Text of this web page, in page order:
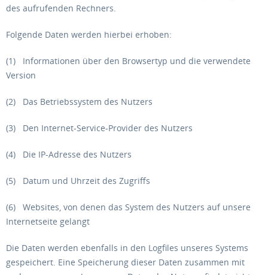
des aufrufenden Rechners.
Folgende Daten werden hierbei erhoben:
(1) Informationen über den Browsertyp und die verwendete
Version
(2) Das Betriebssystem des Nutzers
(3) Den Internet-Service-Provider des Nutzers
(4) Die IP-Adresse des Nutzers
(5) Datum und Uhrzeit des Zugriffs
(6) Websites, von denen das System des Nutzers auf unsere
Internetseite gelangt
Die Daten werden ebenfalls in den Logfiles unseres Systems
gespeichert. Eine Speicherung dieser Daten zusammen mit